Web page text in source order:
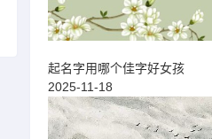
起名字用哪个佳字好女孩
2025-11-18